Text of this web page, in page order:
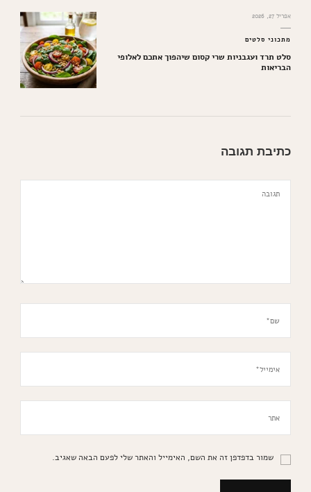
אפריל 27, 2026
מתכוני סלטים
סלט תרד ועגבניות שרי קסום שיהפוך אתכם לאלופי
הבריאות
כתיבת תגובה
שמור בדפדפן זה את השם, האימייל והאתר שלי לפעם הבאה שאגיב.